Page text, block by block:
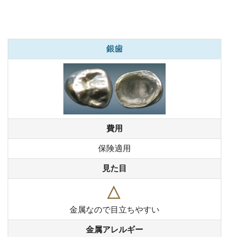
銀歯
費用
保険適用
見た目
△
金属なので目立ちやすい
金属アレルギー